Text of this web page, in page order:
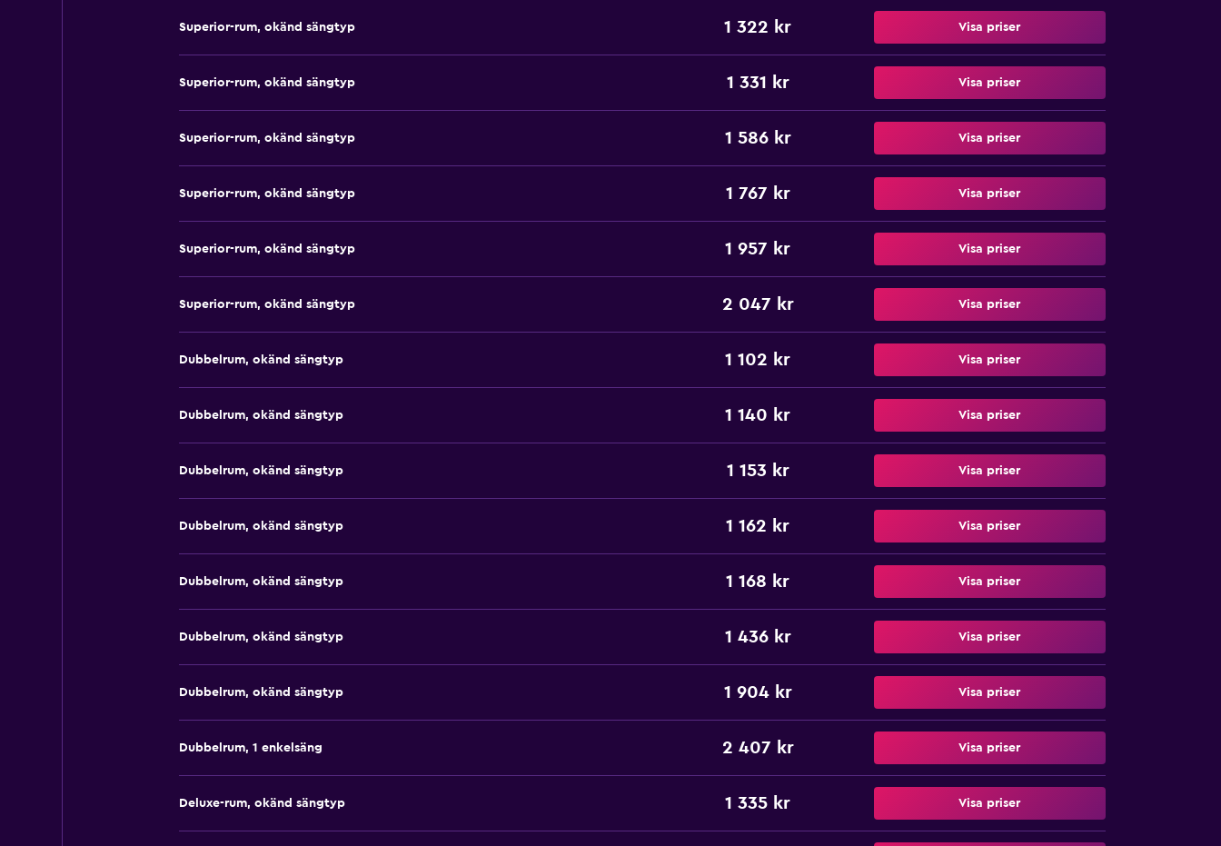
Superior-rum, okänd sängtyp 1 322 kr Visa priser
Superior-rum, okänd sängtyp 1 331 kr Visa priser
Superior-rum, okänd sängtyp 1 586 kr Visa priser
Superior-rum, okänd sängtyp 1 767 kr Visa priser
Superior-rum, okänd sängtyp 1 957 kr Visa priser
Superior-rum, okänd sängtyp 2 047 kr Visa priser
Dubbelrum, okänd sängtyp 1 102 kr Visa priser
Dubbelrum, okänd sängtyp 1 140 kr Visa priser
Dubbelrum, okänd sängtyp 1 153 kr Visa priser
Dubbelrum, okänd sängtyp 1 162 kr Visa priser
Dubbelrum, okänd sängtyp 1 168 kr Visa priser
Dubbelrum, okänd sängtyp 1 436 kr Visa priser
Dubbelrum, okänd sängtyp 1 904 kr Visa priser
Dubbelrum, 1 enkelsäng 2 407 kr Visa priser
Deluxe-rum, okänd sängtyp 1 335 kr Visa priser